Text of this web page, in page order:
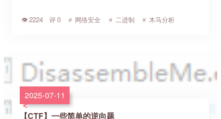
2224 0 网络安全 二进制 木马分析
2025-07-11
【CTF】一些简单的逆向题